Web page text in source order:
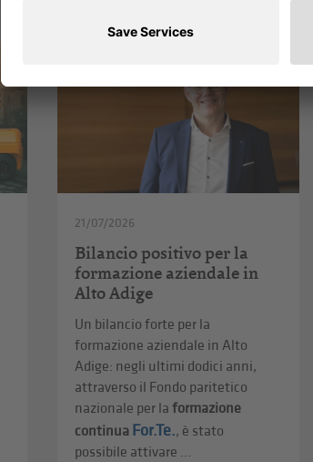
21/07/2026
Bilancio positivo per la
formazione aziendale in
Alto Adige
Un bilancio forte per la
formazione aziendale in Alto
Adige: negli ultimi dodici anni,
attraverso il Fondo paritetico
nazionale per laformazione
continua For.Te., è stato
possibile attivare ...